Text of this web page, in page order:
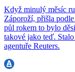
Když minulý měsíc
Záporoží, přišla
půl rokem to bylo
takové jako teď.
agentuře Reuters.